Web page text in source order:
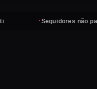
Seguidores não pagam